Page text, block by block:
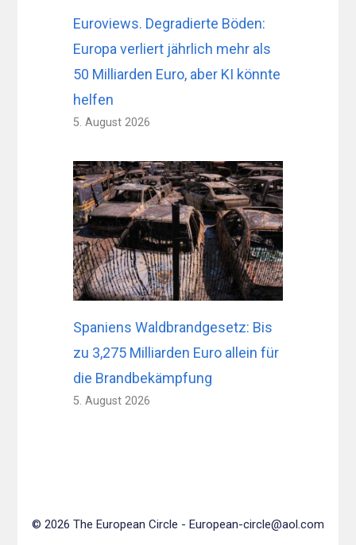
Euroviews. Degradierte Böden:
Europa verliert jährlich mehr als
50 Milliarden Euro, aber KI könnte
helfen
5. August 2026
Spaniens Waldbrandgesetz: Bis
zu 3,275 Milliarden Euro allein für
die Brandbekämpfung
5. August 2026
© 2026 The European Circle - European-circle@aol.com